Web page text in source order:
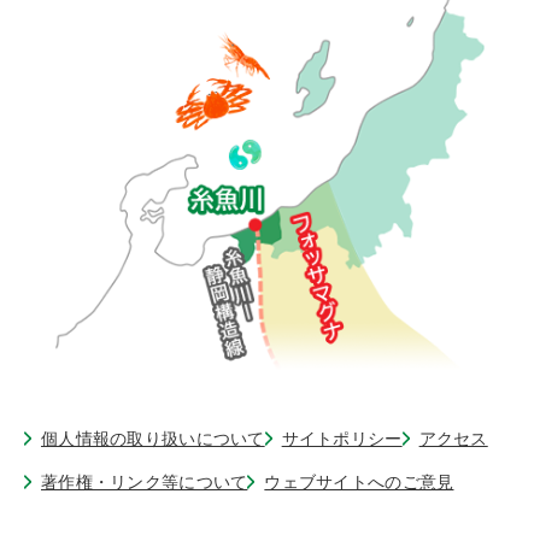
個人情報の取り扱いについて サイトポリシー アクセス
著作権・リンク等について ウェブサイトへのご意見